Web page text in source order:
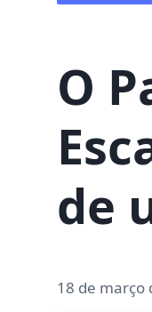
O
de
18 de março